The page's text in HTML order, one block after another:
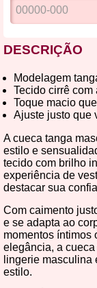
DESCRIÇÃO
Modelagem
Tecido cirrê com
Toque macio
Ajuste justo que
A cueca tanga
estilo e
tecido com brilho
experiência de
destacar sua
Com caimento
e se adapta ao
momentos íntimos
elegância, a
lingerie masculina
estilo.